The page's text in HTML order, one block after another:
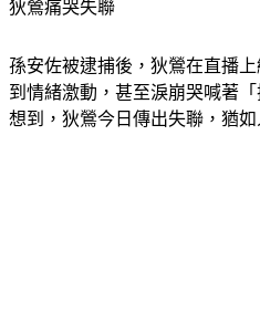
狄鶯痛哭失聯
孫安佐被逮捕後，狄鶯在直播
到情緒激動，甚至淚崩哭喊著
想到，狄鶯今日傳出失聯，猶如